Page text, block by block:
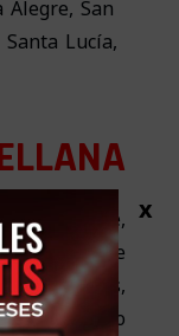
Alegre, San
Lucía,
Noviembre,
Barrio 20 de
Los Rosales,
Paraíso
x